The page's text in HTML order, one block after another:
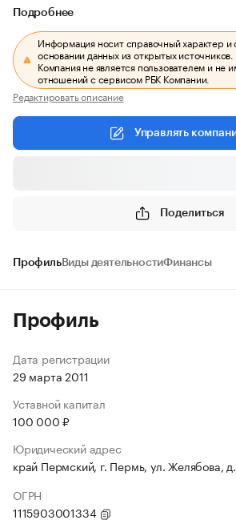
Подробнее
Информация носит справочный характер и
основании данных из открытых источников.
Компания не является пользователем и не
отношений с сервисом РБК Компании.
Редактировать описание
Управлять
Поделиться
ПрофильВиды деятельностиФинансы
Профиль
Дата регистрации
29 марта 2011
Уставной капитал
100 000 ₽
Юридический адрес
край Пермский, г. Пермь, ул. Желябова, д.
ОГРН
1115903001334